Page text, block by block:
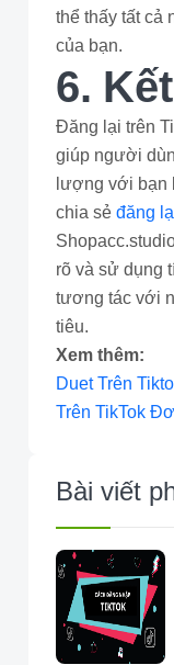
thể thấy tất cả
của bạn.
6.
Đăng lại trên
giúp người
lượng với bạn
chia sẻ đăng
rõ và sử dụng
tương tác với
tiêu.
Xem thêm:
Duet Trên
Trên TikTok
Bài viết